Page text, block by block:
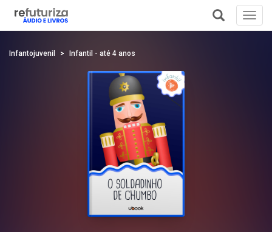
Infantojuvenil Infantil - até 4 anos